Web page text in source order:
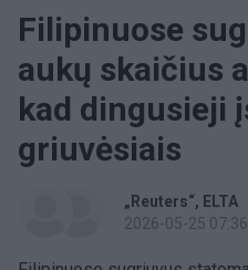
Filipinuose
aukų skaičius
kad dingusieji
griuvėsiais
„Reuters“
ELTA
2026-05-25 07:36